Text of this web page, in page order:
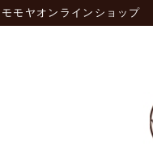
モヤオンラインショップ